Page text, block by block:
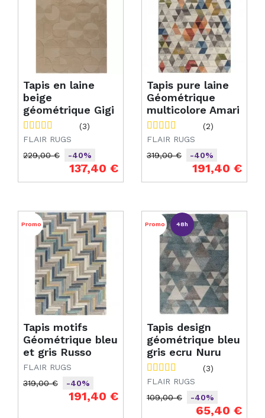
Tapis en laine
beige
géométrique Gigi
(3)
FLAIR RUGS
Prix de base
229,00 €
-40%
137,40 €
Tapis pure laine
Géométrique
multicolore Amari
(2)
FLAIR RUGS
Prix de base
319,00 €
-40%
191,40 €
Tapis motifs
Géométrique bleu
et gris Russo
FLAIR RUGS
Prix de base
319,00 €
-40%
191,40 €
Promo
Tapis design
géométrique bleu
gris ecru Nuru
(3)
FLAIR RUGS
109,00 €
-40%
65,40 €
Promo 48h